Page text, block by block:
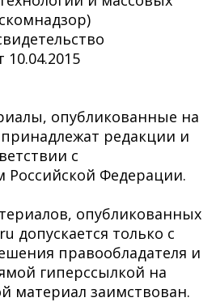
опубликованные на
редакции и
с
Российской Федерации.
опубликованных
допускается только с
правообладателя и
гиперссылкой на
материал заимствован.